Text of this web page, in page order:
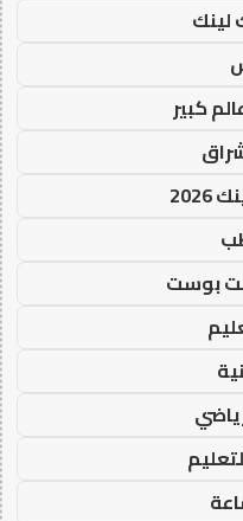
لينك
كبير
بوست